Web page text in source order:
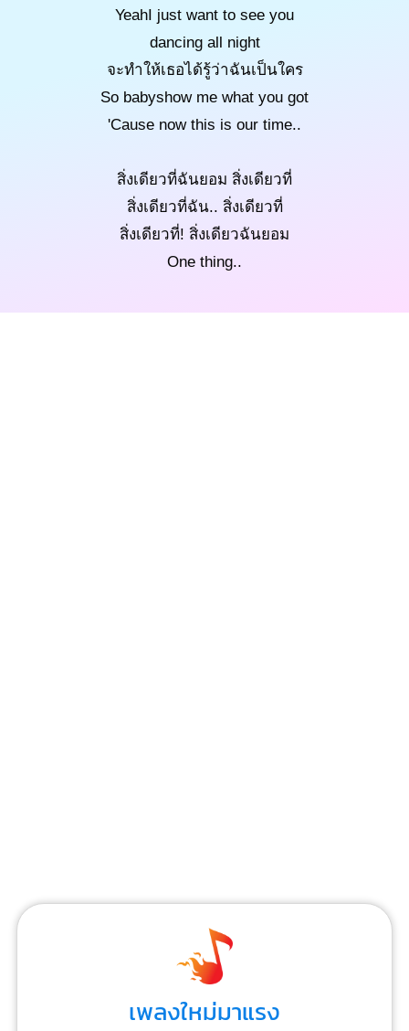
YeahI just want to see you
dancing all night
จะทำให้เธอได้รู้ว่าฉันเป็นใคร
So babyshow me what you got
'Cause now this is our time..
สิ่งเดียวที่ฉันยอม สิ่งเดียวที่
สิ่งเดียวที่ฉัน.. สิ่งเดียวที่
สิ่งเดียวที่! สิ่งเดียวฉันยอม
One thing..
เพลงใหม่มาแรง